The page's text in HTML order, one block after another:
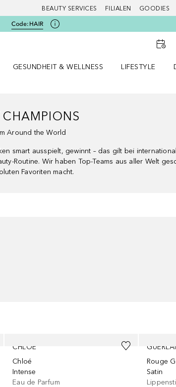
BEAUTY SERVICES FILIALEN GOODIES
Code: HAIR
Startseite
GESUNDHEIT & WELLNESS
LIFESTYLE
CHAMPIONS
Around the World
smart ausspielt, gewinnt – das gilt bei
Routine. Wir haben Top-Teams aus aller Welt
Favoriten macht.
CHLOÉ
Chloé
Intense
Eau de Parfum
Rouge G
Satin